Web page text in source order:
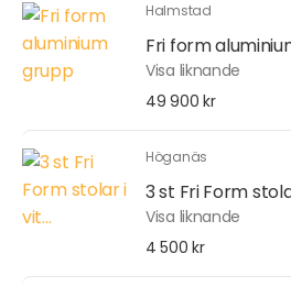
Halmstad
Fri form
Visa liknande
49 900 kr
Höganäs
3 st Fri Form
Visa liknande
4 500 kr